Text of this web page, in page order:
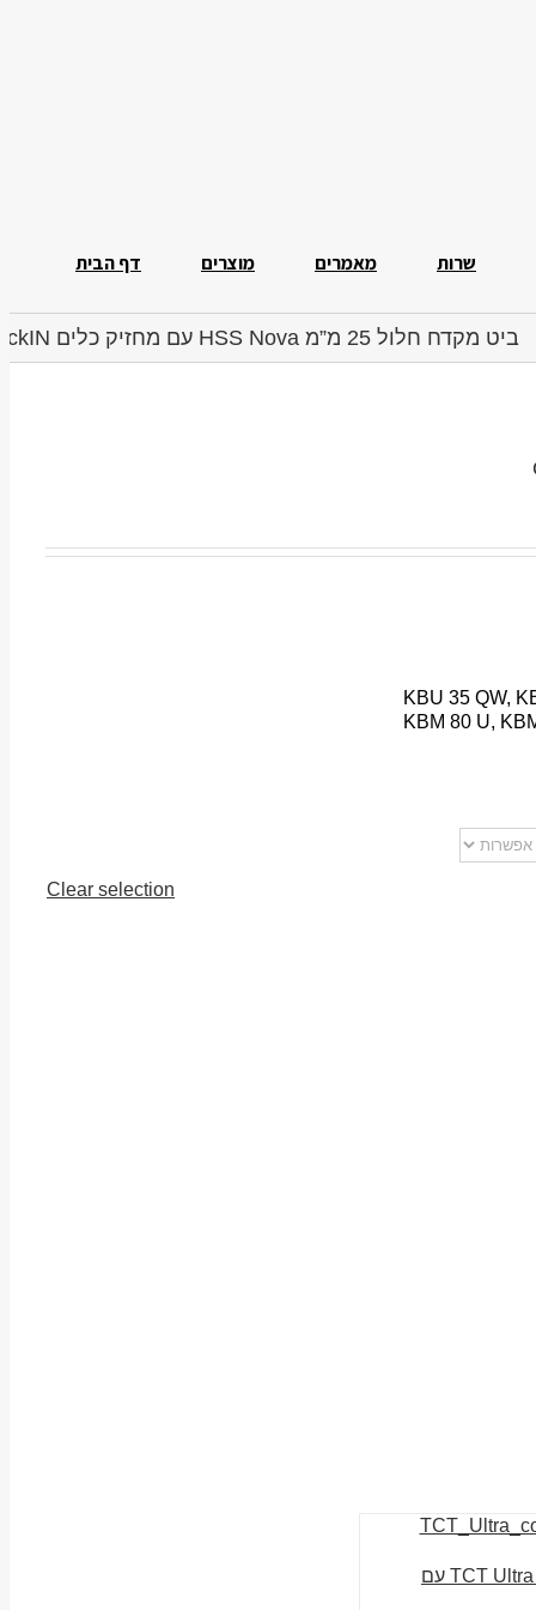
דף הבית מוצרים מאמרים שרות
ביט מקדח חלול 25 מ”מ HSS Nova עם מחזיק כלים QuickIN
KBU 35 QW,
KBM 80 U,
Clear selection
ביט מקדח חלול 75 מ”מ TCT Ultra עם